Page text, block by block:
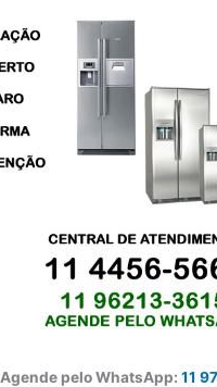
Agende pelo WhatsApp: 11